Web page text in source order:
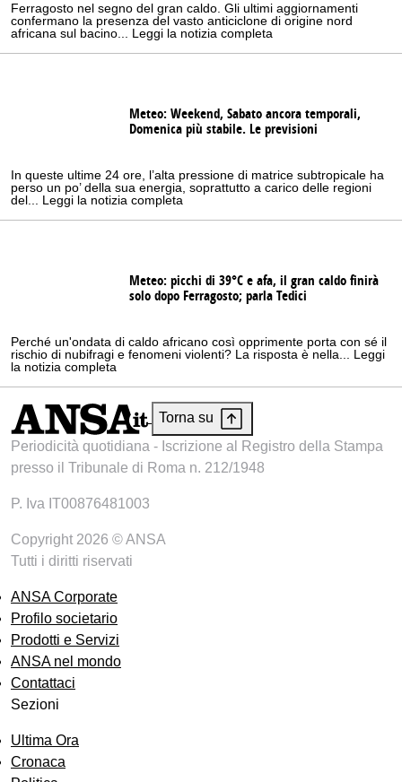
Ferragosto nel segno del gran caldo. Gli ultimi aggiornamenti
confermano la presenza del vasto anticiclone di origine nord
africana sul bacino... Leggi la notizia completa
Meteo: Weekend, Sabato ancora temporali,
Domenica più stabile. Le previsioni
In queste ultime 24 ore, l’alta pressione di matrice subtropicale ha
perso un po’ della sua energia, soprattutto a carico delle regioni
del... Leggi la notizia completa
Meteo: picchi di 39°C e afa, il gran caldo finirà
solo dopo Ferragosto; parla Tedici
Perché un'ondata di caldo africano così opprimente porta con sé il
rischio di nubifragi e fenomeni violenti? La risposta è nella... Leggi
la notizia completa
Torna su
Periodicità quotidiana - Iscrizione al Registro della Stampa
presso il Tribunale di Roma n. 212/1948
P. Iva IT00876481003
Copyright 2026 © ANSA
Tutti i diritti riservati
ANSA Corporate
Profilo societario
Prodotti e Servizi
ANSA nel mondo
Contattaci
Sezioni
Ultima Ora
Cronaca